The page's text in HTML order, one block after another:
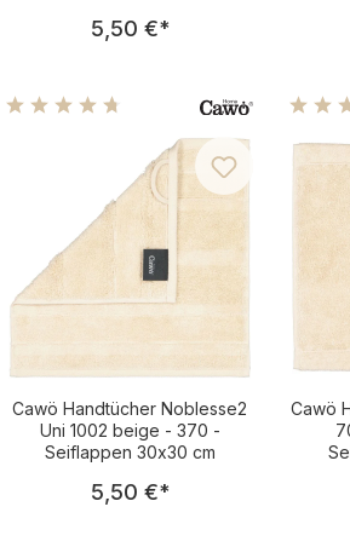
Regulärer Preis:
5,50 €*
Durchschnittliche Bewertung von
Cawö Handtücher Noblesse2
Uni 1002 beige - 370 -
Seiflappen 30x30 cm
Regulärer Preis:
5,50 €*
Cawö